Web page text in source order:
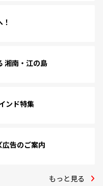
湘南・江の島
ンド特集
広告のご案内
もっと見る